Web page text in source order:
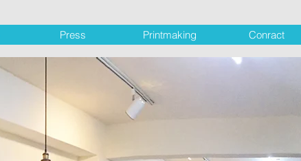
Press Printmaking Conract